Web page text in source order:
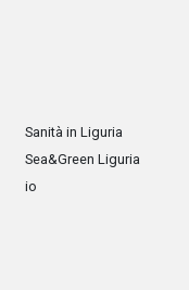
Sanità in Liguria
Sea&Green Liguria
io